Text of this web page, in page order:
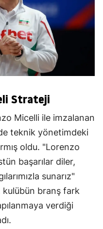
Strateji
Micelli ile imzalanan
teknik yönetimdeki
oldu. "Lorenzo
başarılar diler,
sunarız"
kulübün branş fark
verdiği